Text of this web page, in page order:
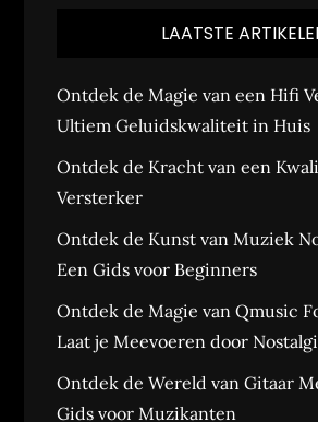
LAATSTE
Ontdek de Magie van een Hifi
Ultiem Geluidskwaliteit in Huis
Ontdek de Kracht van een
Versterker
Ontdek de Kunst van Muziek
Een Gids voor Beginners
Ontdek de Magie van Qmusic
Laat je Meevoeren door
Ontdek de Wereld van Gitaar
Gids voor Muzikanten